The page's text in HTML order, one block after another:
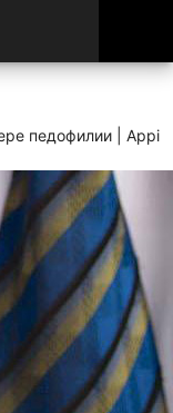
педофилии | Appi